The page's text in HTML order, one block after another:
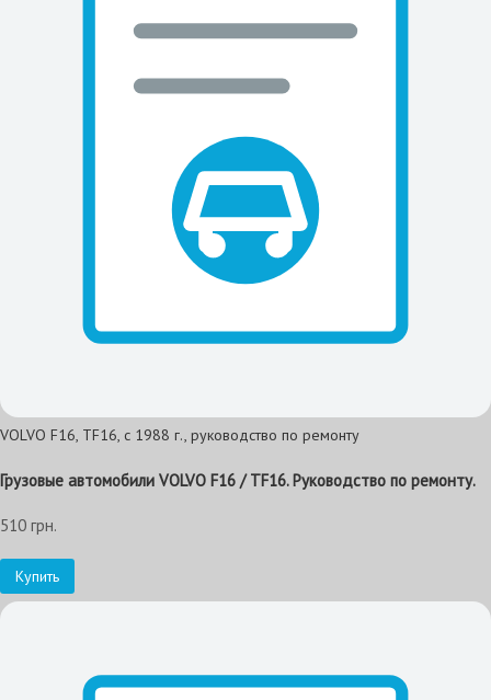
VOLVO F16, TF16, с 1988 г., руководство по ремонту
Грузовые автомобили VOLVO F16 / TF16. Руководство по ремонту.
510 грн.
Купить